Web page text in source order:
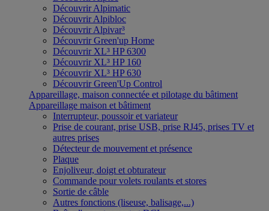
Découvrir Alpimatic
Découvrir Alpibloc
Découvrir Alpivar³
Découvrir Green'up Home
Découvrir XL³ HP 6300
Découvrir XL³ HP 160
Découvrir XL³ HP 630
Découvrir Green'Up Control
Appareillage, maison connectée et pilotage du bâtiment
Appareillage maison et bâtiment
Interrupteur, poussoir et variateur
Prise de courant, prise USB, prise RJ45, prises TV et
autres prises
Détecteur de mouvement et présence
Plaque
Enjoliveur, doigt et obturateur
Commande pour volets roulants et stores
Sortie de câble
Autres fonctions (liseuse, balisage,...)